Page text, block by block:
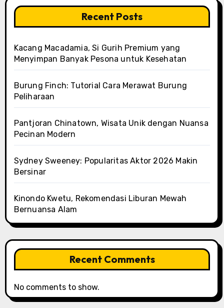
Recent Posts
Kacang Macadamia, Si Gurih Premium yang
Menyimpan Banyak Pesona untuk Kesehatan
Burung Finch: Tutorial Cara Merawat Burung
Peliharaan
Pantjoran Chinatown, Wisata Unik dengan Nuansa
Pecinan Modern
Sydney Sweeney: Popularitas Aktor 2026 Makin
Bersinar
Kinondo Kwetu, Rekomendasi Liburan Mewah
Bernuansa Alam
Recent Comments
No comments to show.